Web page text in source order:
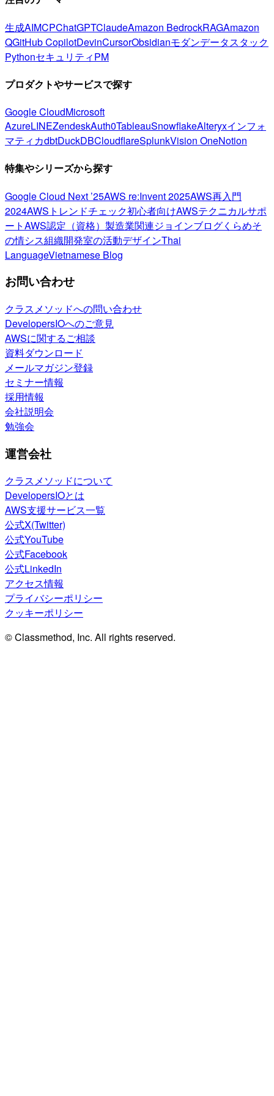
生成AIMCPChatGPTClaudeAmazon BedrockRAGAmazon
QGitHub CopilotDevinCursorObsidianモダンデータスタック
PythonセキュリティPM
プロダクトやサービスで探す
Google CloudMicrosoft
AzureLINEZendeskAuth0TableauSnowflakeAlteryxインフォ
マティカdbtDuckDBCloudflareSplunkVision OneNotion
特集やシリーズから探す
Google Cloud Next ’25AWS re:Invent 2025AWS再入門
2024AWSトレンドチェック初心者向けAWSテクニカルサポ
ートAWS認定（資格） 製造業関連ジョインブログくらめそ
の情シス組織開発室の活動デザインThai
LanguageVietnamese Blog
お問い合わせ
クラスメソッドへの問い合わせ
DevelopersIOへのご意見
AWSに関するご相談
資料ダウンロード
メールマガジン登録
セミナー情報
採用情報
会社説明会
勉強会
運営会社
クラスメソッドについて
DevelopersIOとは
AWS支援サービス一覧
公式X(Twitter)
公式YouTube
公式Facebook
公式LinkedIn
アクセス情報
プライバシーポリシー
クッキーポリシー
© Classmethod, Inc. All rights reserved.